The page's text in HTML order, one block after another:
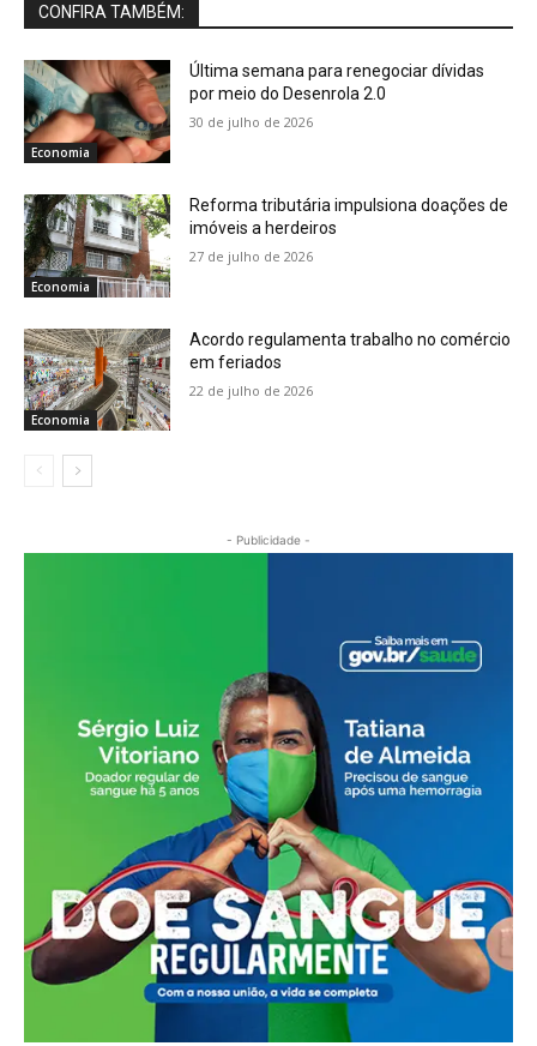
CONFIRA TAMBÉM:
Economia
Última semana para renegociar dívidas
por meio do Desenrola 2.0
30 de julho de 2026
Economia
Reforma tributária impulsiona doações de
imóveis a herdeiros
27 de julho de 2026
Economia
Acordo regulamenta trabalho no comércio
em feriados
22 de julho de 2026
- Publicidade -